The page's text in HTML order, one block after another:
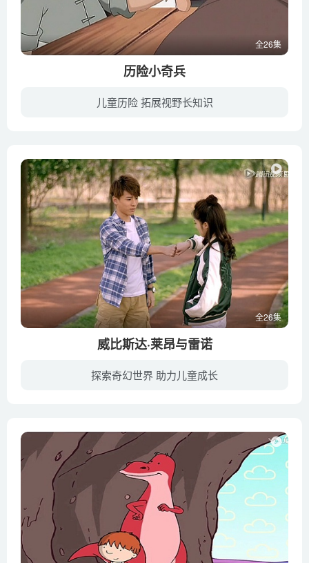
全26集
历险小奇兵
儿童历险 拓展视野长知识
全26集
威比斯达·莱昂与雷诺
探索奇幻世界 助力儿童成长